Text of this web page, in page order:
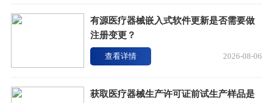
有源医疗器械嵌入式软件更新是否需要做
注册变更？
2026-08-06
查看详情
获取医疗器械生产许可证前试生产样品是